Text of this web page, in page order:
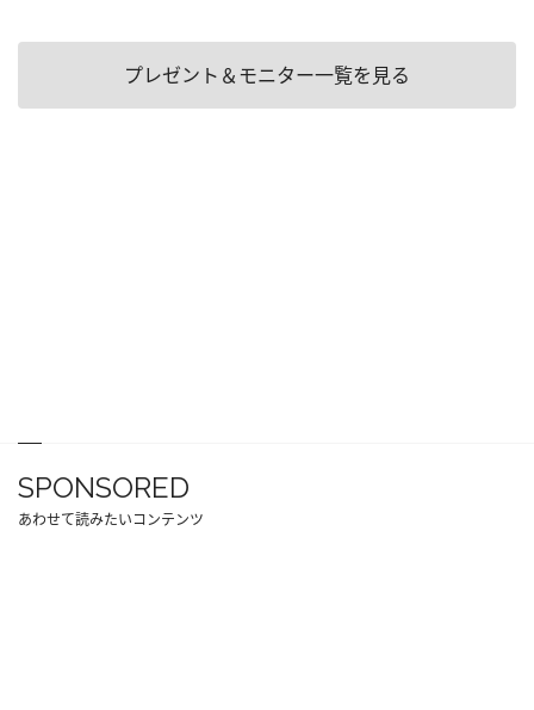
プレゼント＆モニター一覧を見る
SPONSORED
あわせて読みたいコンテンツ